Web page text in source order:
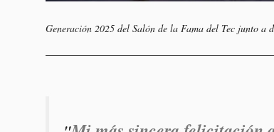
Generación 2025 del Salón de la Fama del Tec junto